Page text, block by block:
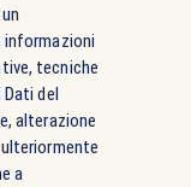
informazioni
tecniche
del
alterazione
a